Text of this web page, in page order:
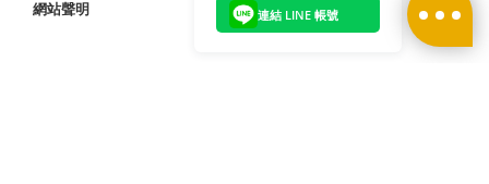
網站聲明 連結 LINE 帳號